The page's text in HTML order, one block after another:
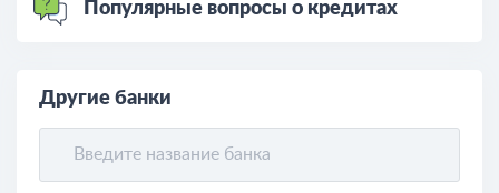
Популярные вопросы о кредитах
Другие банки